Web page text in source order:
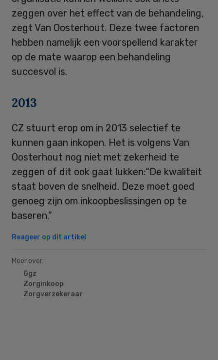
zeggen over het effect van de behandeling,
zegt Van Oosterhout. Deze twee factoren
hebben namelijk een voorspellend karakter
op de mate waarop een behandeling
succesvol is.
2013
CZ stuurt erop om in 2013 selectief te
kunnen gaan inkopen. Het is volgens Van
Oosterhout nog niet met zekerheid te
zeggen of dit ook gaat lukken:“De kwaliteit
staat boven de snelheid. Deze moet goed
genoeg zijn om inkoopbeslissingen op te
baseren.”
Reageer op dit artikel
Meer over:
Ggz
Zorginkoop
Zorgverzekeraar